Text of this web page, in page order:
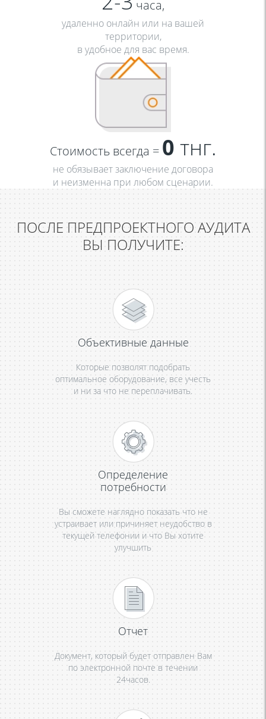
часа,
удаленно онлайн или на вашей
территории,
в удобное для вас время.
Стоимость всегда = 0 тнг.
не обязывает заключение договора
и неизменна при любом сценарии.
ПОСЛЕ ПРЕДПРОЕКТНОГО АУДИТА
ВЫ ПОЛУЧИТЕ:
Объективные данные
Которые позволят подобрать
оптимальное оборудование, все учесть
и ни за что не переплачивать.
Определение
потребности
Вы сможете наглядно показать что не
устраивает или причиняет неудобство в
текущей телефонии и что Вы хотите
улучшить
Отчет
Документ, который будет отправлен Вам
по электронной почте в течении
24часов.